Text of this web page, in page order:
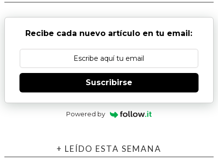
Recibe cada nuevo artículo en tu email:
Suscribirse
Powered by
+ LEÍDO ESTA SEMANA